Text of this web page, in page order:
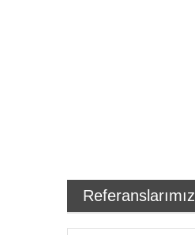
Referanslarımız